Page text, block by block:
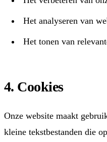
Het analyseren van
Het tonen van
4. Cookies
Onze website maakt
kleine tekstbestanden die